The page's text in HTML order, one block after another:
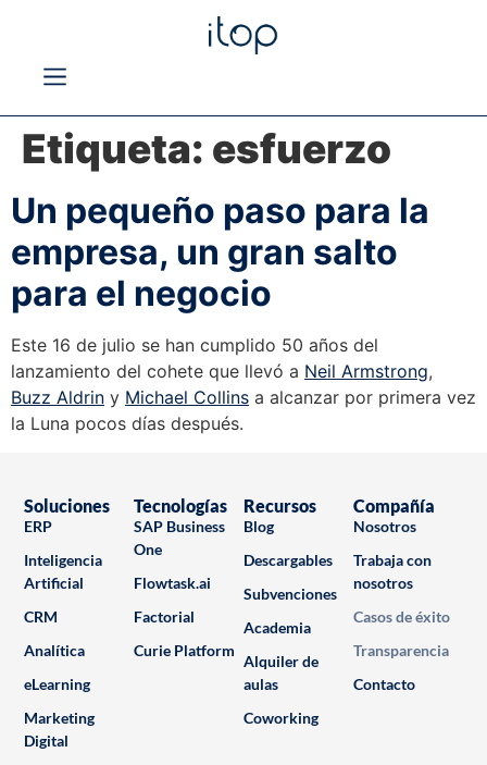
Etiqueta: esfuerzo
Un pequeño paso para la
empresa, un gran salto
para el negocio
Este 16 de julio se han cumplido 50 años del
lanzamiento del cohete que llevó a Neil Armstrong,
Buzz Aldrin y Michael Collins a alcanzar por primera vez
la Luna pocos días después.
Soluciones
ERP
Inteligencia
Artificial
CRM
Analítica
eLearning
Marketing
Digital
Tecnologías
SAP Business
One
Flowtask.ai
Factorial
Curie Platform
Recursos
Blog
Descargables
Subvenciones
Academia
Alquiler de
aulas
Coworking
Compañía
Nosotros
Trabaja con
nosotros
Casos de éxito
Transparencia
Contacto